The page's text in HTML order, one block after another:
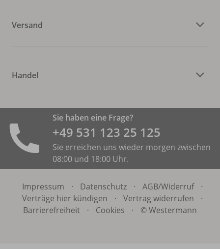
Versand
Handel
Sie haben eine Frage?
+49 531 ­123 25 125
Sie erreichen uns wieder morgen zwischen
08:00 und 18:00 Uhr.
Impressum · Datenschutz · AGB/Widerruf
·
Verträge hier kündigen
· Vertrag widerrufen
·
Barrierefreiheit
· Cookies · © Westermann